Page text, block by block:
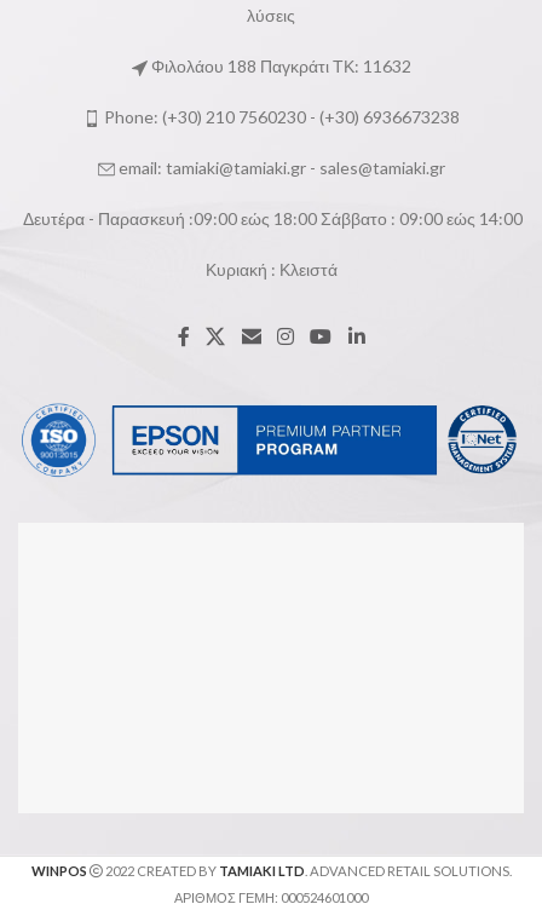
λύσεις
Φιλολάου 188 Παγκράτι ΤΚ: 11632
Phone: (+30) 210 7560230 - (+30) 6936673238
email: tamiaki@tamiaki.gr- sales@tamiaki.gr
Δευτέρα - Παρασκευή :09:00 εώς 18:00 Σάββατο : 09:00 εώς 14:00
Κυριακή : Κλειστά
WINPOS 2022 CREATED BY TAMIAKI LTD . ADVANCED RETAIL SOLUTIONS.
ΑΡΙΘΜΟΣ ΓΕΜΗ: 000524601000